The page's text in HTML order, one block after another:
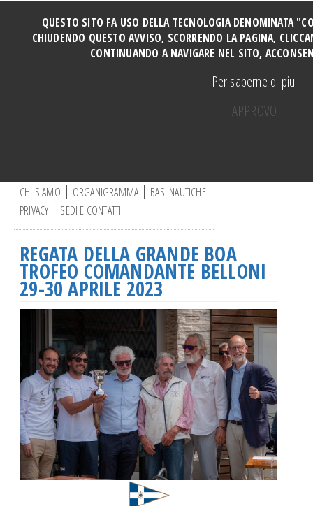
r
.
CHI SIAMO ORGANIGRAMMA
BASI NAUTICHE
PRIVACY
SEDI E CONTATTI
Manovre a motore base DERVIO
Vela ragazzi
CORSO CATAMARANO
Canoa
Vela e disabili
Corso GMDSS-SRC
SICUREZZA WS OSR 6.01
CORSO NAVIGAZIONE ASTRONOMICA
PATENTE NAUTICA
CONFERENZE
SQUADRA AGONISTICA
SCUOLE
REGATA DELLA GRANDE BOA
TROFEO COMANDANTE BELLONI
29-30 APRILE 2023
QUESTO SITO FA USO DELLA TECNOLOGIA DENOMINATA
CHIUDENDO QUESTO AVVISO, SCORRENDO LA PAGINA,
CONTINUANDO A NAVIGARE NEL SITO,
Per saperne di piu'
APPROVO